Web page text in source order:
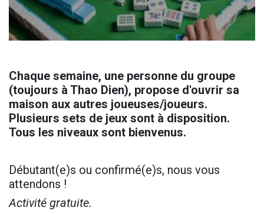
Chaque semaine, une personne du groupe
(toujours à Thao Dien), propose d'ouvrir sa
maison aux autres joueuses/joueurs.
Plusieurs sets de jeux sont à disposition.
Tous les niveaux sont bienvenus.
Débutant(e)s ou confirmé(e)s, nous vous
attendons !
Activité gratuite.